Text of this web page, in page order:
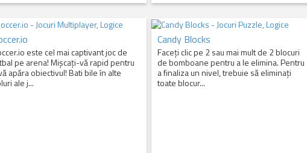
este cel mai captivant joc de
pe arena! Mișcați-vă rapid pentru
apăra obiectivul! Bati bile în alte
ale j...
Candy Blocks
Faceți clic pe 2 sau mai mult de 2 blocuri
de bomboane pentru a le elimina. Pentru
a finaliza un nivel, trebuie să eliminați
toate blocur...